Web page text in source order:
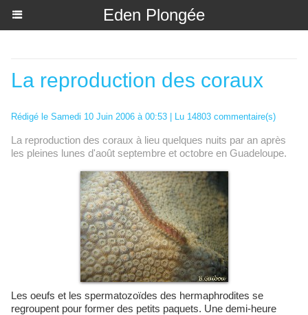
Eden Plongée
La reproduction des coraux
Rédigé le Samedi 10 Juin 2006 à 00:53 | Lu 14803 commentaire(s)
La reproduction des coraux à lieu quelques nuits par an après
les pleines lunes d'août septembre et octobre en Guadeloupe.
Les oeufs et les spermatozoïdes des hermaphrodites se
regroupent pour former des petits paquets. Une demi-heure